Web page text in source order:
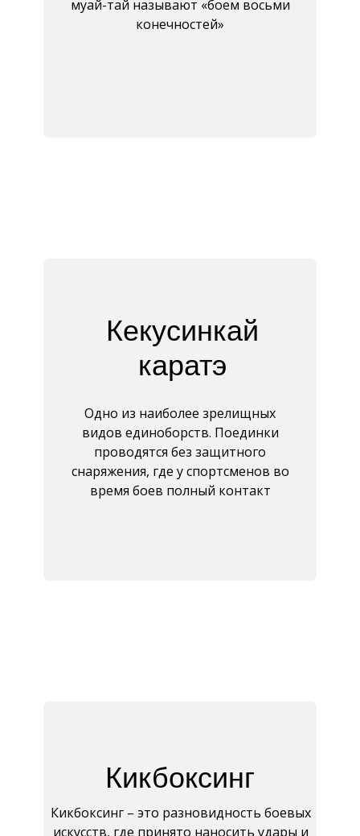
муай-тай называют «боем восьми
конечностей»
Кекусинкай
каратэ
Одно из наиболее зрелищных
видов единоборств. Поединки
проводятся без защитного
снаряжения, где у спортсменов во
время боев полный контакт
Кикбоксинг
Кикбоксинг – это разновидность боевых
искусств, где принято наносить удары и